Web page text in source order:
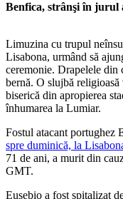
Benfica, strânşi în jurul
Limuzina cu trupul
Lisabona, urmând să
ceremonie. Drapelele din
bernă. O slujbă
biserică din apropierea
înhumarea la Lumiar.
Fostul atacant portughez
spre duminică, la
71 de ani, a murit din
GMT.
Eusebio a fost spitalizat